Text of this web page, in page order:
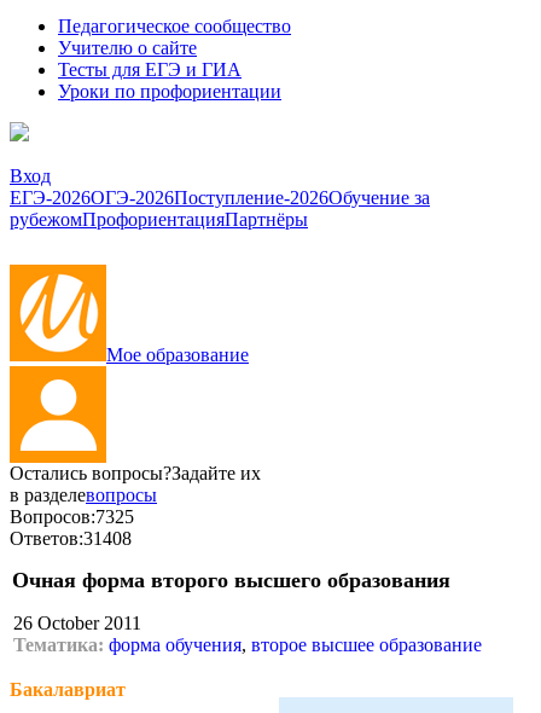
Педагогическое сообщество
Учителю о сайте
Тесты для ЕГЭ и ГИА
Уроки по профориентации
Вход
ЕГЭ-2026ОГЭ-2026Поступление-2026Обучение за
рубежомПрофориентацияПартнёры
Мое образование
Остались вопросы?Задайте их
в разделевопросы
Вопросов:7325
Ответов:31408
Очная форма второго высшего образования
26 October 2011
Тематика: форма обучения, второе высшее образование
Бакалавриат